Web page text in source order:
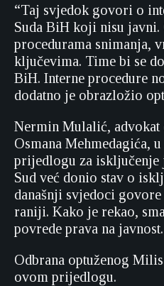
“Taj svjedok govori o
Suda BiH koji nisu
procedurama snimanja,
ključevima. Time bi se
BiH. Interne procedure
dodatno je obrazložio
Nermin Mulalić, advokat
Osmana Mehmedagića,
prijedlogu za isključenje
Sud već donio stav o
današnji svjedoci
raniji. Kako je rekao,
povrede prava na javnost.
Odbrana optuženog
ovom prijedlogu.